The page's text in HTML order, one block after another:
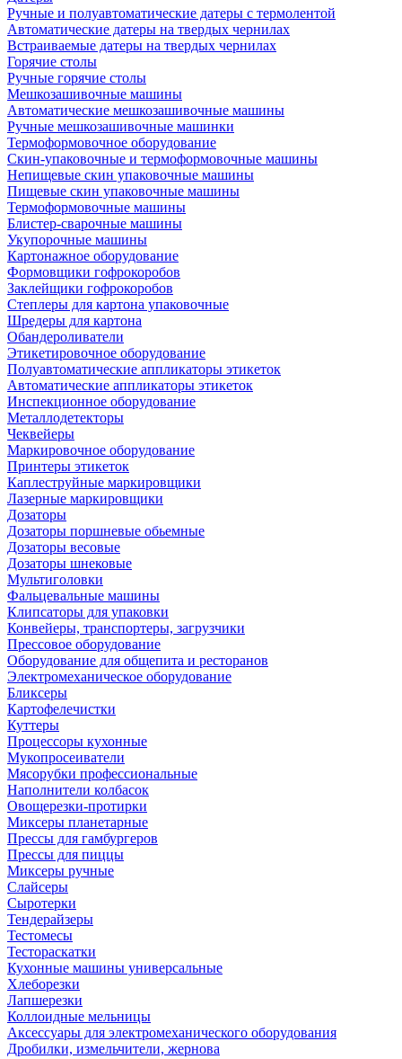
Ручные и полуавтоматические датеры с термолентой
Автоматические датеры на твердых чернилах
Встраиваемые датеры на твердых чернилах
Горячие столы
Ручные горячие столы
Мешкозашивочные машины
Автоматические мешкозашивочные машины
Ручные мешкозашивочные машинки
Термоформовочное оборудование
Скин-упаковочные и термоформовочные машины
Непищевые скин упаковочные машины
Пищевые скин упаковочные машины
Термоформовочные машины
Блистер-сварочные машины
Укупорочные машины
Картонажное оборудование
Формовщики гофрокоробов
Заклейщики гофрокоробов
Степлеры для картона упаковочные
Шредеры для картона
Обандероливатели
Этикетировочное оборудование
Полуавтоматические аппликаторы этикеток
Автоматические аппликаторы этикеток
Инспекционное оборудование
Металлодетекторы
Чеквейеры
Маркировочное оборудование
Принтеры этикеток
Каплеструйные маркировщики
Лазерные маркировщики
Дозаторы
Дозаторы поршневые обьемные
Дозаторы весовые
Дозаторы шнековые
Мультиголовки
Фальцевальные машины
Клипсаторы для упаковки
Конвейеры, транспортеры, загрузчики
Прессовое оборудование
Оборудование для общепита и ресторанов
Электромеханическое оборудование
Бликсеры
Картофелечистки
Куттеры
Процессоры кухонные
Мукопросеиватели
Мясорубки профессиональные
Наполнители колбасок
Овощерезки-протирки
Миксеры планетарные
Прессы для гамбургеров
Прессы для пиццы
Миксеры ручные
Слайсеры
Сыротерки
Тендерайзеры
Тестомесы
Тестораскатки
Кухонные машины универсальные
Хлеборезки
Лапшерезки
Коллоидные мельницы
Аксессуары для электромеханического оборудования
Дробилки, измельчители, жернова